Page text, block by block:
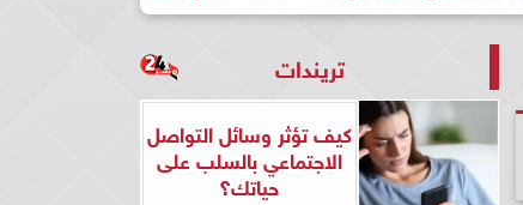
تريندات
كيف تؤثر وسائل التواصل
الاجتماعي بالسلب على
حياتك؟